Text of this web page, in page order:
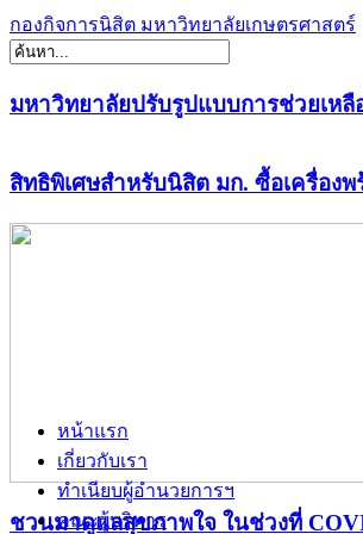
กองกิจการนิสิต มหาวิทยาลัยเกษตรศาสตร์
มหาวิทยาลัยปรับรูปแบบการช่วยเหลื
สิทธิพิเศษสำหรับนิสิต มก. ซื้อเครื่อง
ชวนมาดูแลสุขภาพใจ ในช่วงที่
หน้าแรก
เกี่ยวกับเรา
ทำเนียบผู้อำนวยการฯ
คณะผู้บริหาร